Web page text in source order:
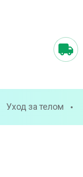
Уход за телом